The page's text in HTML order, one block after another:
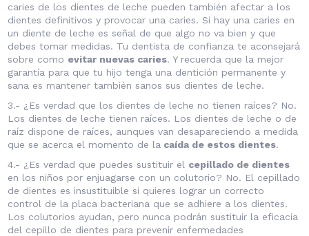
caries de los dientes de leche pueden también afectar a los
dientes definitivos y provocar una caries. Si hay una caries en
un diente de leche es señal de que algo no va bien y que
debes tomar medidas. Tu dentista de confianza te aconsejará
sobre como evitar nuevas caries. Y recuerda que la mejor
garantía para que tu hijo tenga una dentición permanente y
sana es mantener también sanos sus dientes de leche.
3.- ¿Es verdad que los dientes de leche no tienen raíces? No.
Los dientes de leche tienen raíces. Los dientes de leche o de
raíz dispone de raíces, aunques van desapareciendo a medida
que se acerca el momento de la caída de estos dientes.
4.- ¿Es verdad que puedes sustituir el cepillado de dientes
en los niños por enjuagarse con un colutorio? No. El cepillado
de dientes es insustituible si quieres lograr un correcto
control de la placa bacteriana que se adhiere a los dientes.
Los colutorios ayudan, pero nunca podrán sustituir la eficacia
del cepillo de dientes para prevenir enfermedades